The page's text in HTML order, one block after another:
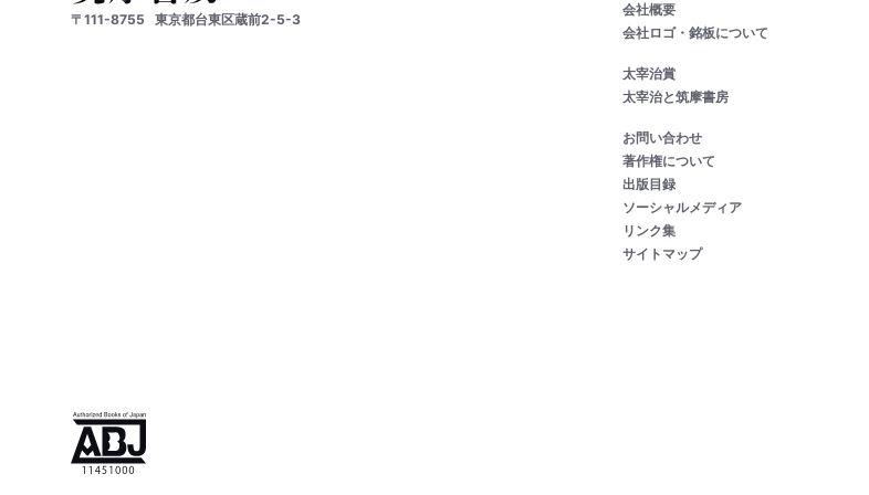
〒111-8755 東京都台東区蔵前2-5-3
会社概要
会社ロゴ・銘板について
太宰治賞
太宰治と筑摩書房
お問い合わせ
著作権について
出版目録
ソーシャルメディア
リンク集
サイトマップ